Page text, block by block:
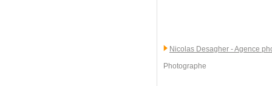
Nicolas Desagher - Agence
Photographe